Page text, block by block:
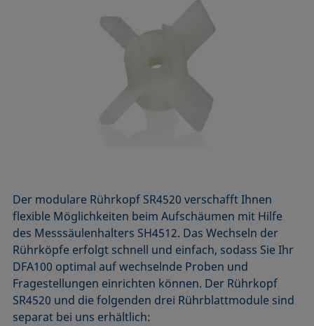
Der modulare Rührkopf SR4520 verschafft Ihnen
flexible Möglichkeiten beim Aufschäumen mit Hilfe
des Messsäulen­halters SH4512. Das Wechseln der
Rührköpfe erfolgt schnell und einfach, sodass Sie Ihr
DFA100 optimal auf wechselnde Proben und
Fragestellungen einrichten können. Der Rührkopf
SR4520 und die folgenden drei Rührblattmodule sind
separat bei uns erhältlich: